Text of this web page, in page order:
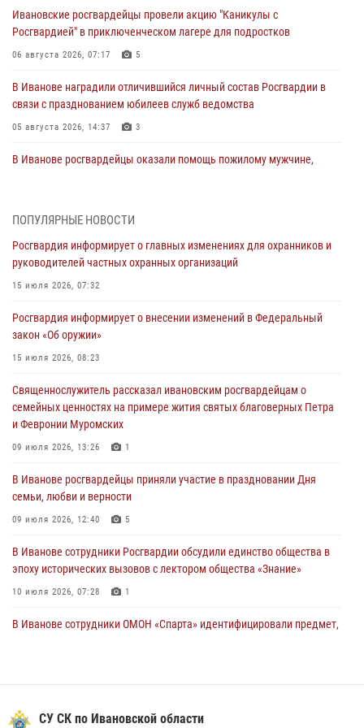
Ивановские росгвардейцы провели акцию "Каникулы с
Росгвардией" в приключенческом лагере для подростков
06 августа 2026, 07:17 5
В Иванове наградили отличившийся личный состав Росгвардии в
связи с празднованием юбилеев служб ведомства
05 августа 2026, 14:37 3
В Иванове росгвардейцы оказали помощь пожилому мужчине,
торжественных мероприятиях, посвященных празднованию Дня
Воздушно-десантных войск
02 августа 2026, 11:46
Мероприятия в рамках акции «Каникулы с Росгвардией»
продолжаются в Ивановской области
31 июля 2026, 11:08
В Ивановской области при содействии Росгвардии задержаны
подозреваемые в серии автомобильных краж
30 июля 2026, 12:41
празднования Дня Крещения Руси
ПОПУЛЯРНЫЕ НОВОСТИ
Росгвардия информирует о главных изменениях для охранников и
руководителей частных охранных организаций
15 июля 2026, 07:32
Росгвардия информирует о внесении изменений в Федеральный
закон «Об оружии»
15 июля 2026, 08:23
Священнослужитель рассказал ивановским росгвардейцам о
семейных ценностях на примере жития святых благоверных Петра
и Февронии Муромских
09 июля 2026, 13:26 1
В Иванове росгвардейцы приняли участие в праздновании Дня
семьи, любви и верности
09 июля 2026, 12:40 5
В Иванове сотрудники Росгвардии обсудили единство общества в
эпоху исторических вызовов с лектором общества «Знание»
10 июля 2026, 07:28 1
В Иванове сотрудники ОМОН «Спарта» идентифицировали предмет,
15 июля 2026, 13:03
СУ СК по Ивановской области